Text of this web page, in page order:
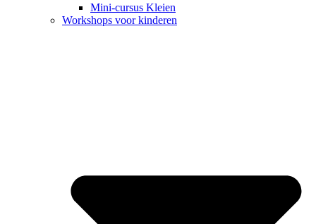
Mini-cursus Kleien
Workshops voor kinderen